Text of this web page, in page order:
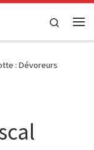
Search
: Dévoreurs